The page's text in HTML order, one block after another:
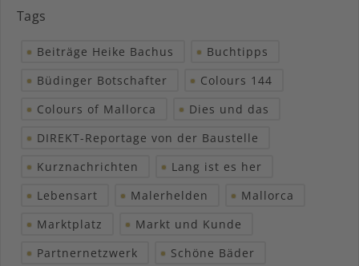
Tags
Beiträge Heike Bachus
Buchtipps
Büdinger Botschafter
Colours 144
Colours of Mallorca
Dies und das
DIREKT-Reportage von der Baustelle
Kurznachrichten
Lang ist es her
Lebensart
Malerhelden
Mallorca
Marktplatz
Markt und Kunde
Partnernetzwerk
Schöne Bäder